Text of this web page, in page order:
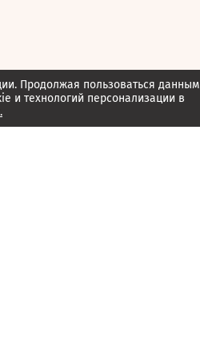
Продолжая пользоваться данным
и технологий персонализации в